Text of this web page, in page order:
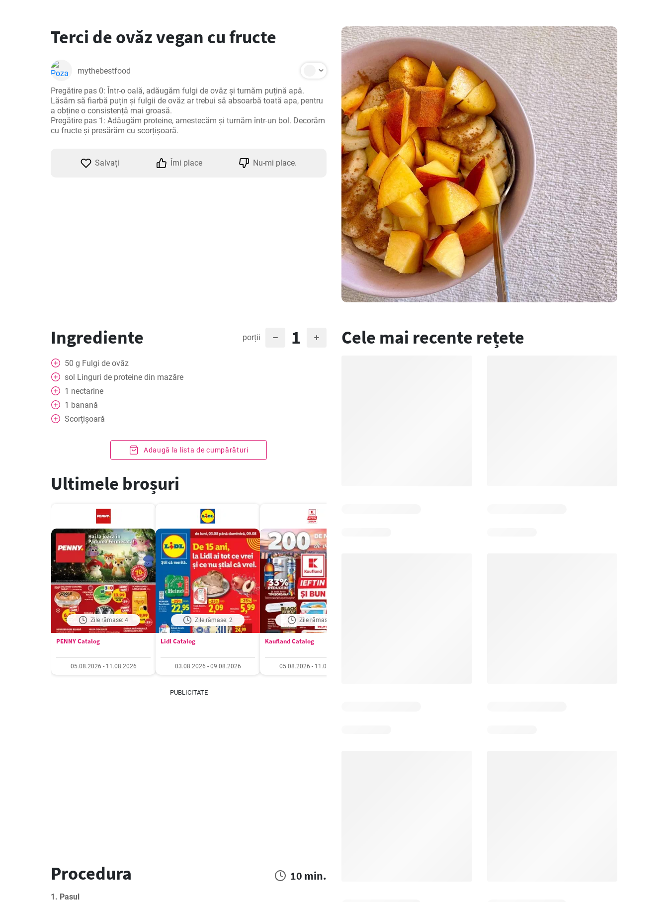
Terci de ovăz vegan cu fructe
mythebestfood
Pregătire pas 0: Într-o oală, adăugăm fulgi de ovăz și turnăm puțină apă.
Lăsăm să fiarbă puțin și fulgii de ovăz ar trebui să absoarbă toată apa, pentru
a obține o consistență mai groasă.
Pregătire pas 1: Adăugăm proteine, amestecăm și turnăm într-un bol. Decorăm
cu fructe și presărăm cu scorțișoară.
Salvați Îmi place Nu-mi place.
Ingrediente porții 1
50 g Fulgi de ovăz
sol Linguri de proteine din mazăre
1 nectarine
1 banană
Scorțișoară
Adaugă la lista de cumpărături
Ultimele broșuri
Zile rămase: 4
PENNY Catalog
05.08.2026 - 11.08.2026
Zile rămase: 2
Lidl Catalog
03.08.2026 - 09.08.2026
Zile rămase: 4
Kaufland Catalog
05.08.2026 - 11.08.2026
PUBLICITATE
Procedura 10 min.
1. Pasul
Cele mai recente rețete